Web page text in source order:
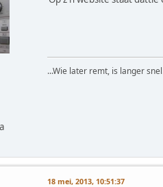
...Wie later remt, is langer
18 mei, 2013, 10:51:37